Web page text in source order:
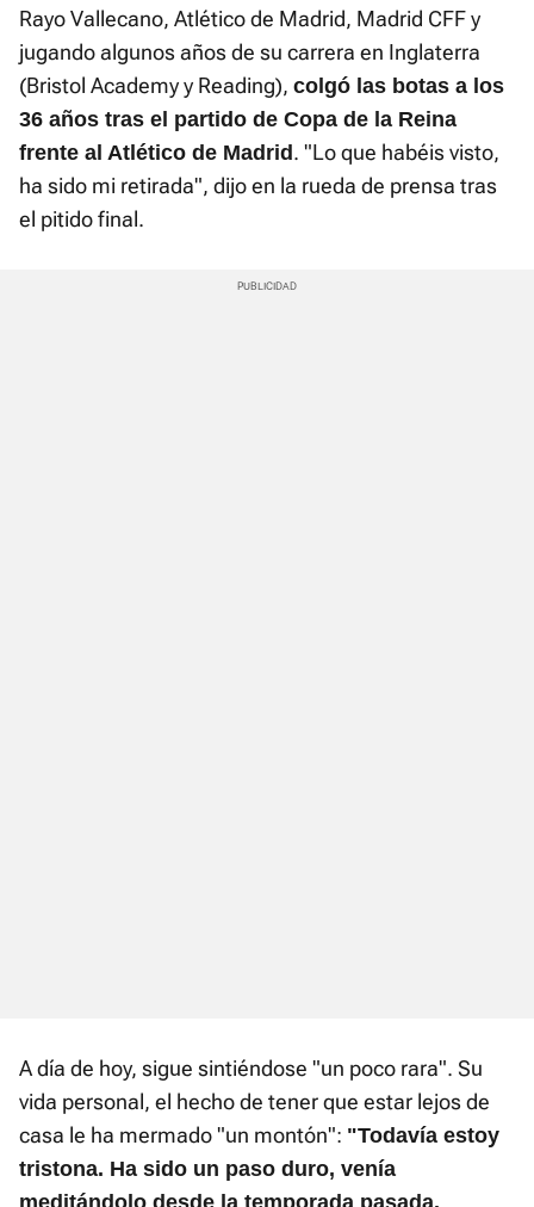
Rayo Vallecano, Atlético de Madrid, Madrid CFF y
jugando algunos años de su carrera en Inglaterra
(Bristol Academy y Reading), colgó las botas a los
36 años tras el partido de Copa de la Reina
frente al Atlético de Madrid . "Lo que habéis visto,
ha sido mi retirada", dijo en la rueda de prensa tras
el pitido final.
A día de hoy, sigue sintiéndose "un poco rara". Su
vida personal, el hecho de tener que estar lejos de
casa le ha mermado "un montón": "Todavía estoy
tristona. Ha sido un paso duro, venía